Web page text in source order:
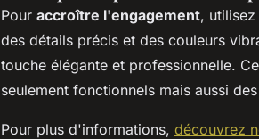
Pour accroître l'engagement,
des détails précis et des couleurs
touche élégante et professionnelle.
seulement fonctionnels mais aussi des
Pour plus d'informations, découvrez